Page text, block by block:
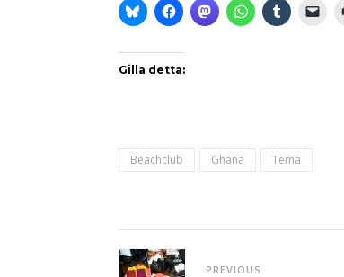
Gilla detta:
Beachclub Ghana Tema
PREVIOUS